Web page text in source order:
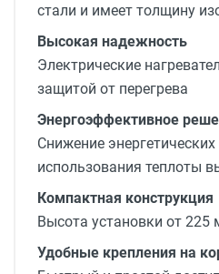
стали и имеет толщину
Высокая надежность
Электрические
защитой от перегрева
Энергоэффективное
Снижение энергетических
использования теплоты
Компактная конструкция
Высота установки от 225
Удобные крепления на